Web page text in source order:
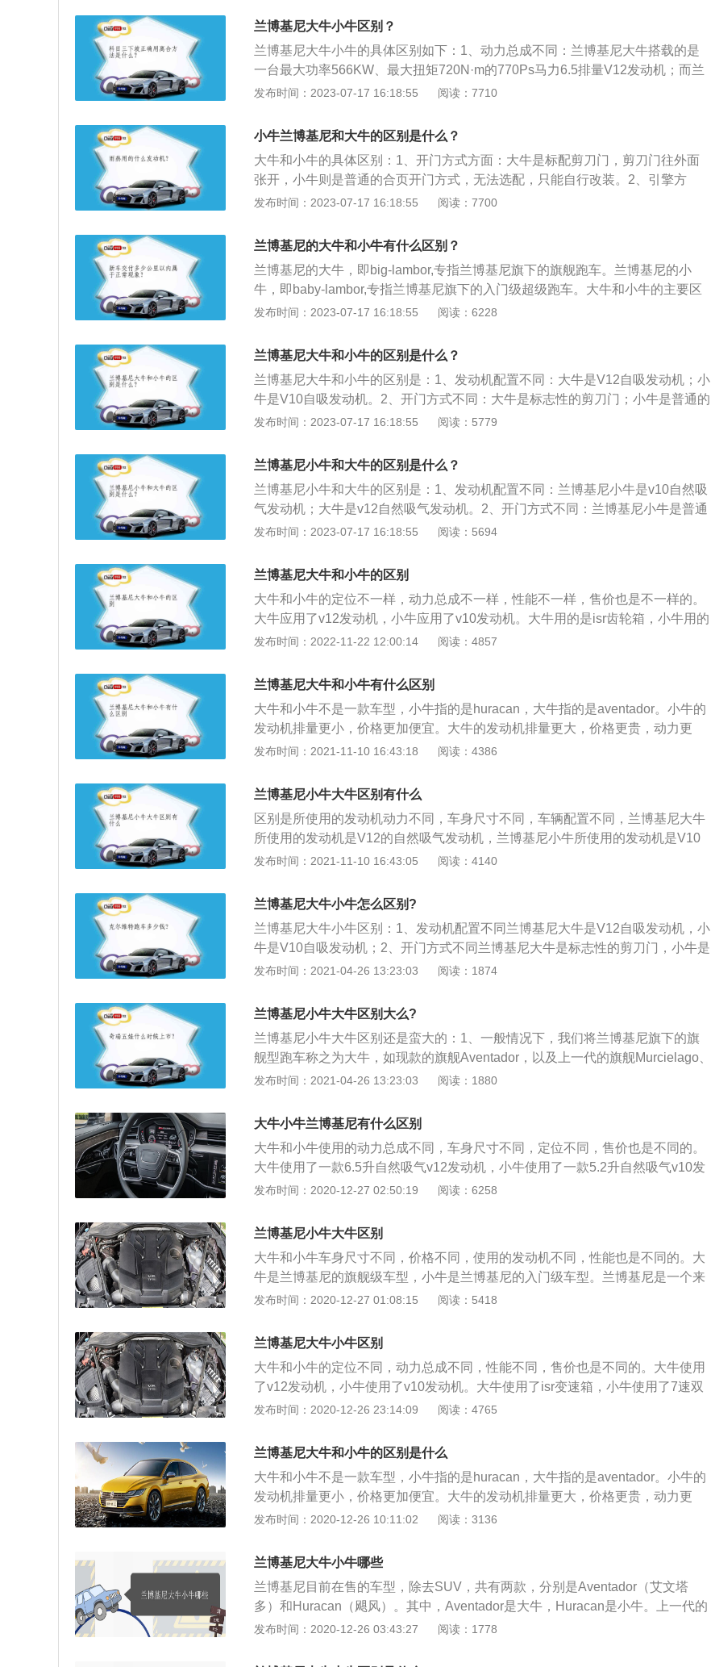
志是一头充满力量、正向对方攻击的斗牛，与大马力高性能跑车的特性相契合，
同时彰显了创始人斗牛般不甘示弱的个性。
盖缸体。2、从尺寸区分：兰博基尼大牛长4943mm，宽2098mm，高1136mm，
轴距2700mm；兰博基尼小牛长4520mm，宽1933mm，高1165/1180mm，轴距
2620mm。从上面可以看出，兰博基尼大牛的尺寸比小牛大，但同时它的车身高
度更低，更有利于气动优化。3、从开门方式区分：Aventador大牛开门是炫酷的
剪刀门，而Huracan小牛则是普通的开门设计。4、从助力模式区分：兰博基尼大
形式。5、从排气管位置区分：大牛的排气管在中央；而小牛的排气管在两边。
大牛是兰博基尼旗下的跑车，速度和性能都很符合很多人的需求，从Aventado
r、Murcielago再到Diablo等这些都是兰博基尼大牛的一些型号，所以可以从车子
同，有自己不同的名字，比如Huracan和Gallador，这些称呼都是不同于大牛
兰博基尼大牛小牛区别？
兰博基尼大牛小牛的具体区别如下：1、动力总成不同：兰博基尼大牛搭载的是
一台最大功率566KW、最大扭矩720N·m的770Ps马力6.5排量V12发动机；而兰
博基尼小牛则搭载的是最大功率470KW、最大扭矩600N·m的640Ps马力5.2排量
度1136mm、轴距2700mm；兰博基尼小牛长度4520mm、宽度1933mm、高度1
165/1180mm、轴距2620mm。由上可见，兰博基尼大牛的车型尺寸要比小牛更
大，但同时其车身高度更为低矮，对空气动力学的优化更好。3、方向盘助力方
式不同：兰博基尼大牛使用的是对路感反馈更为清晰的电子液压助力形式。而兰
博基尼小牛则使用的是最为常见的电动助力形式。4、百公里加速：兰博基尼大
秒、Huracan-EVO-Spyder百公里加速3.1秒。
发布时间：2023-07-17 16:18:55 阅读：7710
小牛兰博基尼和大牛的区别是什么？
大牛和小牛的具体区别：1、开门方式方面：大牛是标配剪刀门，剪刀门往外面
张开，小牛则是普通的合页开门方式，无法选配，只能自行改装。2、引擎方
面：大牛配备6.5升V12发动机，百公里加速2.9秒；小牛配备5.2升V10发动机，
在两边。4、车身尺寸方面：大牛的车身长度为4797mm，比小牛多出将近300m
发布时间：2023-07-17 16:18:55 阅读：7700
兰博基尼的大牛和小牛有什么区别？
兰博基尼的大牛，即big-lambor,专指兰博基尼旗下的旗舰跑车。兰博基尼的小
牛，即baby-lambor,专指兰博基尼旗下的入门级超级跑车。大牛和小牛的主要区
别如下：1.配置方面：大牛是V12自吸引擎，小牛是V10自然吸气引擎。2.开门方
之势，Murcielago的则是直立上升的方式；小牛则是普通的合页开门方式，无法
选配，只能自行改装。3.尺寸不同:大牛尺寸要比小牛更长更大；小牛尺寸比大牛
要小一号。
发布时间：2023-07-17 16:18:55 阅读：6228
兰博基尼大牛和小牛的区别是什么？
兰博基尼大牛和小牛的区别是：1、发动机配置不同：大牛是V12自吸发动机；小
牛是V10自吸发动机。2、开门方式不同：大牛是标志性的剪刀门；小牛是普通的
合页门，无法选配。3、排气管位置不同：大牛的排气管在中央；小牛的排气管
的一款入门级跑车，其长宽高分别为4520mm、1933mm、1165mm，轴距为262
发布时间：2023-07-17 16:18:55 阅读：5779
兰博基尼小牛和大牛的区别是什么？
兰博基尼小牛和大牛的区别是：1、发动机配置不同：兰博基尼小牛是v10自然吸
气发动机；大牛是v12自然吸气发动机。2、开门方式不同：兰博基尼小牛是普通
的合页门，无法选配，只能自行改装；大牛是标志性的剪刀门。3、车身尺寸不
高分别是5112mm、2016mm、1638mm。4、排气管位置不同：兰博基尼小牛的
排气管在两边；大牛的排气管在中央。
发布时间：2023-07-17 16:18:55 阅读：5694
兰博基尼大牛和小牛的区别
大牛和小牛的定位不一样，动力总成不一样，性能不一样，售价也是不一样的。
大牛应用了v12发动机，小牛应用了v10发动机。大牛用的是isr齿轮箱，小牛用的
是7速双离合齿轮箱。小牛是huracan，大牛是aventador。所应用的车型是上一
以看出，大牛的体型更长更宽。排气管位置，加拉多和赫拉坎在两边，丹尼尔在
中间。开门方式:丹尼尔标配剪刀门。在这里，阿文塔多的剪刀门向外敞开，大鹏
展翅，穆尔西拉戈的方式是直立上升；小牛是普通的开合页方法，不能选择，只
能自己修改。发动机的不一样：大牛是V12自然吸气发动机，而小牛是V10自然
吸气发动机，这一点是最重要的区别。
发布时间：2022-11-22 12:00:14 阅读：4857
兰博基尼大牛和小牛有什么区别
大牛和小牛不是一款车型，小牛指的是huracan，大牛指的是aventador。小牛的
发动机排量更小，价格更加便宜。大牛的发动机排量更大，价格更贵，动力更
强。兰博基尼小牛搭载了一款5.2升v10自然吸气发动机，最新款的小牛发动机最
矩转速为6500转每分钟。这款发动机搭载了混合喷射技术，并且使用了铝合金缸
盖缸体。与这款发动机匹配的是7速双离合变速箱。兰博基尼大牛搭载了6.5升v1
2自然吸气发动机，这款发动机的最大功率为544kw，最大扭矩为690牛米，最大
功率转速为8500转每分钟，最大扭矩转速为5500转每分钟。这款发动机搭载了多
点电喷技术，并且使用了铝合金缸盖缸体。与这款发动机匹配的是7挡isr变速
到384.8万元人民币。小牛是兰博基尼的入门级跑车，大牛属于兰博基尼的旗舰级
跑车了，这两款车的动力，售价，定位都是不同的。大牛还有更高性能的版本，
高性能版本的车型售价是更贵的。
发布时间：2021-11-10 16:43:18 阅读：4386
兰博基尼小牛大牛区别有什么
区别是所使用的发动机动力不同，车身尺寸不同，车辆配置不同，兰博基尼大牛
所使用的发动机是V12的自然吸气发动机，兰博基尼小牛所使用的发动机是V10
自然吸气发动机。兰博基尼小牛车身长度是4549毫米，车身宽度是1945毫米，车
距是1647毫米。兰博基尼大牛车身长度是4797毫米，车身宽度是2030毫米，车
辆高度是1136毫米，车身轴距是2706毫米，车辆前轮距是1200毫米，车辆后轮
距是1680毫米。
发布时间：2021-11-10 16:43:05 阅读：4140
兰博基尼大牛小牛怎么区别?
兰博基尼大牛小牛区别：1、发动机配置不同兰博基尼大牛是V12自吸发动机，小
牛是V10自吸发动机；2、开门方式不同兰博基尼大牛是标志性的剪刀门，小牛是
普通的合页门，无法选配，只能自行改装；3、尺寸大小不一样兰博基尼大牛要
边。
发布时间：2021-04-26 13:23:03 阅读：1874
兰博基尼小牛大牛区别大么?
兰博基尼小牛大牛区别还是蛮大的：1、一般情况下，我们将兰博基尼旗下的旗
舰型跑车称之为大牛，如现款的旗舰Aventador，以及上一代的旗舰Murcielago、
上上代旗舰Diablo；而兰博基尼的入门级跑车我们则称之为小牛，如现款的Hura
大功率566KW、最大扭矩720N·m的770Ps马力6.5排量V12发动机；而兰博基尼
小牛则搭载的是最大功率470KW、最大扭矩600N·m的640Ps马力5.2排量V10发
动机；3、兰博基尼大牛长度4943mm、宽度2098mm、高度1136mm、轴距2700
mm；兰博基尼小牛长度4520mm、宽度1933mm、高度1165\/1180mm、轴距26
20mm。
发布时间：2021-04-26 13:23:03 阅读：1880
大牛小牛兰博基尼有什么区别
大牛和小牛使用的动力总成不同，车身尺寸不同，定位不同，售价也是不同的。
大牛使用了一款6.5升自然吸气v12发动机，小牛使用了一款5.2升自然吸气v10发
动机。大牛的车身尺寸要比小牛更大，并且大牛的动力要比小牛更强。大牛还拥
矩，这款发动机的最大功率转速为8400转每分钟，最大扭矩转速为5500转每分
钟。这款发动机搭载了多点电喷技术，并且使用了铝合金缸盖缸体。使用铝合金
缸盖缸体可以降低发动机的重量，这样可以提高汽车的操控性和燃油经济性。与
这款发动机匹配的是7速isr双拨叉变速箱，这种变速箱是兰博基尼自主研发的，
这种变速箱的换挡速度也是比较快的。大牛的前悬架使用了横向水平推杆悬架，
种悬架可以大幅度提高汽车的操控性，并且可以抑制车身的侧倾幅度。横向水平
推杆悬架可以大幅度降低汽车的重心吗，这样可以提高汽车的操控性。
发布时间：2020-12-27 02:50:19 阅读：6258
兰博基尼小牛大牛区别
大牛和小牛车身尺寸不同，价格不同，使用的发动机不同，性能也是不同的。大
牛是兰博基尼的旗舰级车型，小牛是兰博基尼的入门级车型。兰博基尼是一个来
自意大利的超跑制造厂商。大牛就是aventador，小牛就是huracan。大牛使用了
这款发动机的最大功率转速为8500转每分钟，最大扭矩转速为5500转每分钟。这
款发动机搭载了多点电喷技术，并且使用了铝合金缸盖缸体。与这款发动机匹配
的是7速isr变速箱。小牛使用了一款5.2升v10自然吸气发动机，这款发动机拥有6
10马力和560牛米的最大扭矩，这款发动机的最大功率转速为8000转每分钟，最
大扭矩转速为6500转每分钟。这款发动机搭载了混合喷射技术，并且使用了铝合
合性能车使用的，双离合变速箱的换挡速度快，传动效率高，这种变速箱是基于
手动变速箱研发而来的。双离合变速箱的一套离合器是用来控制奇数挡的，另一
套离合器是用来控制偶数挡的。
发布时间：2020-12-27 01:08:15 阅读：5418
兰博基尼大牛小牛区别
大牛和小牛的定位不同，动力总成不同，性能不同，售价也是不同的。大牛使用
了v12发动机，小牛使用了v10发动机。大牛使用了isr变速箱，小牛使用了7速双
离合变速箱。小牛是huracan，大牛是aventador。大牛使用了6.5升v12自然吸气
转速为8500转每分钟，最大扭矩转速为5500转每分钟。这款发动机搭载了多点电
喷技术，并且使用了铝合金缸盖缸体。大牛的前悬架使用了横向推杆水平悬架，
后悬架也使用了横向推杆水平悬架。小牛的v10发动机排量为5.2升，后驱版车型
的发动机有580马力和540牛米的最大扭矩，这款发动机的最大功率转速为8000
转每分钟，最大扭矩转速为6500转每分钟。这款发动机搭载了混合喷射技术，并
双叉臂独立悬架。f1赛车的前后悬架也都使用了双叉臂悬架，这种悬架是由上下
两个叉臂组成的，并且上下两个叉臂之间还有一个连杆。双叉臂悬架可以抑制车
身的侧倾。
发布时间：2020-12-26 23:14:09 阅读：4765
兰博基尼大牛和小牛的区别是什么
大牛和小牛不是一款车型，小牛指的是huracan，大牛指的是aventador。小牛的
发动机排量更小，价格更加便宜。大牛的发动机排量更大，价格更贵，动力更
强。兰博基尼小牛搭载了一款5.2升v10自然吸气发动机，最新款的小牛发动机最
矩转速为6500转每分钟。这款发动机搭载了混合喷射技术，并且使用了铝合金缸
2自然吸气发动机，这款发动机的最大功率为544kw，最大扭矩为690牛米，最大
功率转速为8500转每分钟，最大扭矩转速为5500转每分钟。这款发动机搭载了多
点电喷技术，并且使用了铝合金缸盖缸体。与这款发动机匹配的是7挡isr变速
发布时间：2020-12-26 10:11:02 阅读：3136
兰博基尼大牛小牛哪些
兰博基尼目前在售的车型，除去SUV，共有两款，分别是Aventador（艾文塔
多）和Huracan（飓风）。其中，Aventador是大牛，Huracan是小牛。上一代的
大牛是Murcielago（蝙蝠）；小牛是Gallardo（盖拉多）。目前均已停售。Avent
导价：755.93万元，车型定位大型跑车（旗舰级超级跑车），搭载6.5LV型12缸
发布时间：2020-12-26 03:43:27 阅读：1778